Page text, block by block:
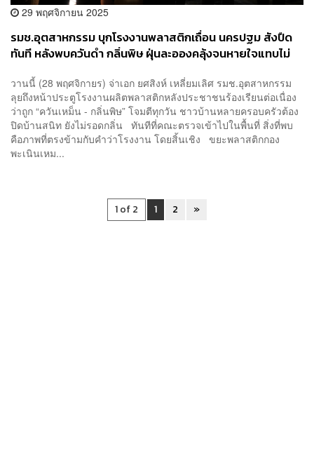
29 พฤศจิกายน 2025
รมช.อุตสาหกรรม บุกโรงงานพลาสติกเถื่อน นครปฐม สังปืด
ทันที หลังพบควันดำ กลิ่นพิษ ฝุ่นละอองคลุ้งจนหายใจแทบไม่
วานนี้ (28 พฤศจิกายร) จ่าเอก ยศสิงห์ เหลี่ยมเลิศ รมช.อุตสาหกรรม
ลุยถึงหน้าประตูโรงงานผลิตพลาสติกหลังประชาชนร้องเรียนต่อเนื่อง
ว่าถูก “ควันเหม็น - กลิ่นพิษ” โจมตีทุกวัน ชาวบ้านหลายครอบครัวต้อง
ปิดบ้านสนิท ยังไม่รอดกลิ่น ทันทีที่คณะตรวจเข้าไปในพื้นที่ สิ่งที่พบ
คือภาพที่ตรงข้ามกับคำว่าโรงงาน โดยสิ้นเชิง ขยะพลาสติกกอง
พะเนินเหม...
1 of 2 1 2 »